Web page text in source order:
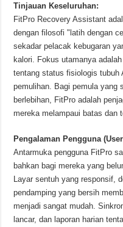
Tinjauan Keseluruhan:
FitPro Recovery Assistant
dengan filosofi "latih dengan
sekadar pelacak kebugaran
kalori. Fokus utamanya
tentang status fisiologis tubuh
pemulihan. Bagi pemula yang
berlebihan, FitPro adalah
mereka melampaui batas dan
Pengalaman Pengguna
Antarmuka pengguna FitPro
bahkan bagi mereka yang
Layar sentuh yang responsif,
pendamping yang bersih
menjadi sangat mudah.
lancar, dan laporan harian